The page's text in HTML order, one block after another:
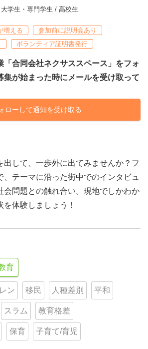
学生・専門学生 / 高校生
増える
参加前に説明会あり
ボランティア証明書発行
「合同会社ネクサススペース」をフォ
集が始まった時にメールを受け取って
ローして通知を受け取る
出して、一歩外に出てみませんか？フ
、テーマに沿った街中でのインタビュ
会問題との触れ合い。現地でしかわか
体験しましょう！
育
ン 移民 人種差別 平和
スラム 教育格差
保育 子育て/育児